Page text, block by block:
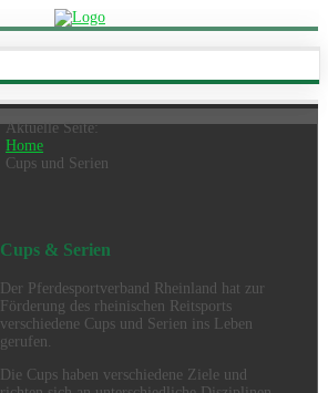
Aktuelle Seite:
Home
Cups und Serien
Cups & Serien
Der Pferdesportverband Rheinland hat zur
Förderung des rheinischen Reitsports
verschiedene Cups und Serien ins Leben
gerufen.
Die Cups haben verschiedene Ziele und